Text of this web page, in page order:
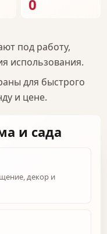
0
под работу,
использования.
для быстрого
и цене.
и сада
декор и